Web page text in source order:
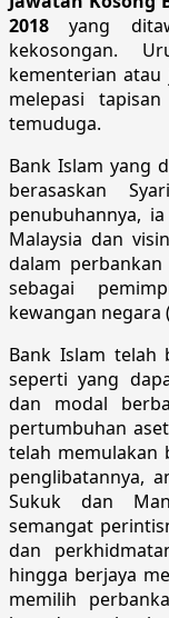
2018 yang
kekosongan.
kementerian
melepasi
temuduga.
Bank Islam yang
berasaskan
penubuhannya,
Malaysia dan
dalam
sebagai
kewangan negara
Bank Islam telah
seperti yang
dan modal
pertumbuhan
telah memulakan
penglibatannya,
Sukuk dan
semangat
dan
hingga berjaya
memilih